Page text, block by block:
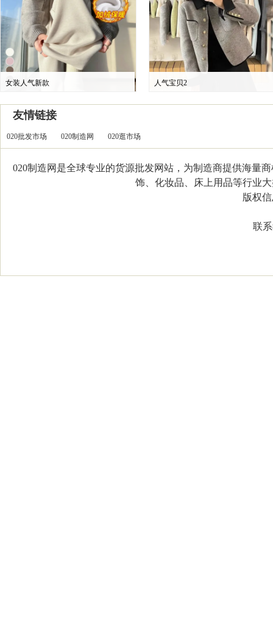
女装人气新款 人气宝贝2
友情链接
020批发市场 020制造网 020逛市场
020制造网是全球专业的货源批发网站，为制造商提供海量
饰、化妆品、床上用品等行业
版权信
联